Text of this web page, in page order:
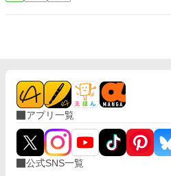
ーケティング施策か？」**と疑うばかり。 そ
る恋。 これは、悠真が「本当
続編『元社畜の俺、大学生に
は恋人がいるので無理です』 かつてブラック企業で心を擦り減ら
し、過労死した元社畜の男・
て、無事に大学生になった――
が、大学という“自由すぎる”
らがせていく。 「付き合って
アプリ一覧
公式SNS一覧